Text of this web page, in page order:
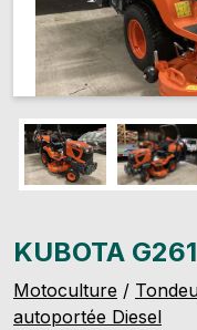
KUBOTA
Motoculture /
autoportée Diesel